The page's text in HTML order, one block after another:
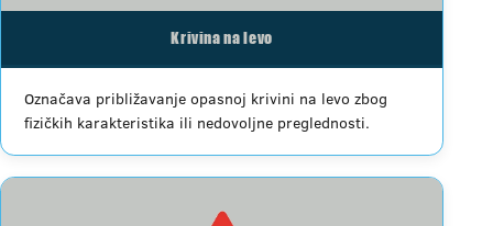
Krivina na levo
Označava približavanje opasnoj krivini na levo zbog
fizičkih karakteristika ili nedovoljne preglednosti.